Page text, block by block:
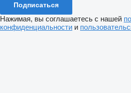
Подписаться
Нажимая, вы соглашаетесь с нашей
конфиденциальности и